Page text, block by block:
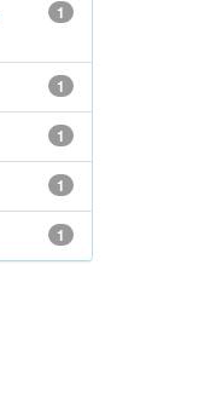
1
1
1
1
1